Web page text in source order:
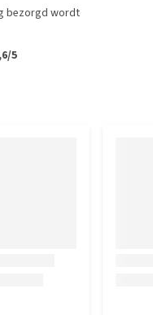
bezorgd wordt
5